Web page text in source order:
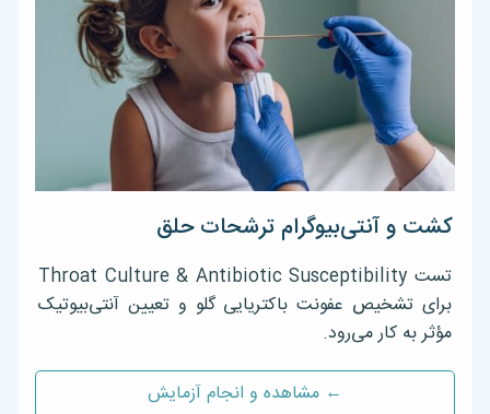
کشت و آنتی‌بیوگرام ترشحات حلق
تست Throat Culture & Antibiotic Susceptibility
برای تشخیص عفونت باکتریایی گلو و تعیین آنتی‌بیوتیک
مؤثر به کار می‌رود.
← مشاهده و انجام آزمایش